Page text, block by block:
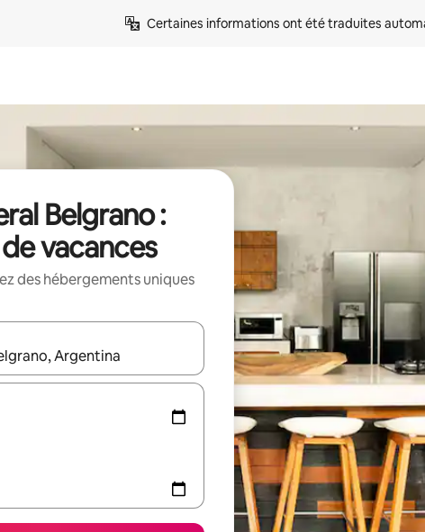
Certaines informations ont été traduites
Belgrano :
vacances
des hébergements uniques
s'affichent, utilisez les flèches vers le haut et vers le bas pour les